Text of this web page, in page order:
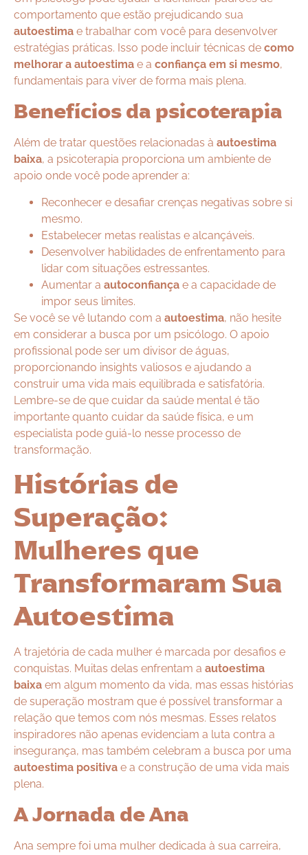
comportamento que estão prejudicando sua
autoestima e trabalhar com você para desenvolver
estratégias práticas. Isso pode incluir técnicas de como
melhorar a autoestima e a confiança em si mesmo,
fundamentais para viver de forma mais plena.
Benefícios da psicoterapia
Além de tratar questões relacionadas à autoestima
baixa, a psicoterapia proporciona um ambiente de
apoio onde você pode aprender a:
Reconhecer e desafiar crenças negativas sobre si
mesmo.
Estabelecer metas realistas e alcançáveis.
Desenvolver habilidades de enfrentamento para
lidar com situações estressantes.
Aumentar a autoconfiança e a capacidade de
impor seus limites.
Se você se vê lutando com a autoestima, não hesite
em considerar a busca por um psicólogo. O apoio
profissional pode ser um divisor de águas,
proporcionando insights valiosos e ajudando a
construir uma vida mais equilibrada e satisfatória.
Lembre-se de que cuidar da saúde mental é tão
importante quanto cuidar da saúde física, e um
especialista pode guiá-lo nesse processo de
transformação.
Histórias de
Superação:
Mulheres que
Transformaram Sua
Autoestima
A trajetória de cada mulher é marcada por desafios e
conquistas. Muitas delas enfrentam a autoestima
baixa em algum momento da vida, mas essas histórias
de superação mostram que é possível transformar a
relação que temos com nós mesmas. Esses relatos
inspiradores não apenas evidenciam a luta contra a
insegurança, mas também celebram a busca por uma
autoestima positiva e a construção de uma vida mais
plena.
A Jornada de Ana
Ana sempre foi uma mulher dedicada à sua carreira,